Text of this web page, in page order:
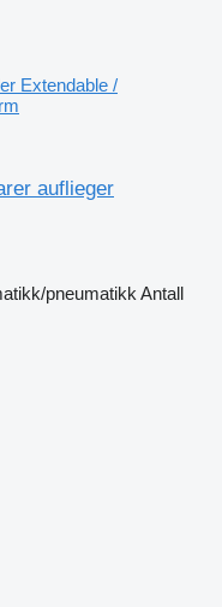
Extendable /
auflieger
pneumatikk Antall